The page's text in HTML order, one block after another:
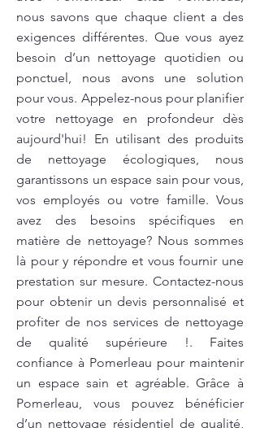
nous savons que chaque client a des
exigences différentes. Que vous ayez
besoin d’un nettoyage quotidien ou
ponctuel, nous avons une solution
pour vous. Appelez-nous pour planifier
votre nettoyage en profondeur dès
aujourd'hui! En utilisant des produits
de nettoyage écologiques, nous
garantissons un espace sain pour vous,
vos employés ou votre famille. Vous
avez des besoins spécifiques en
matière de nettoyage? Nous sommes
là pour y répondre et vous fournir une
prestation sur mesure. Contactez-nous
pour obtenir un devis personnalisé et
profiter de nos services de nettoyage
de qualité supérieure !. Faites
confiance à Pomerleau pour maintenir
un espace sain et agréable. Grâce à
Pomerleau, vous pouvez bénéficier
d’un nettoyage résidentiel de qualité,